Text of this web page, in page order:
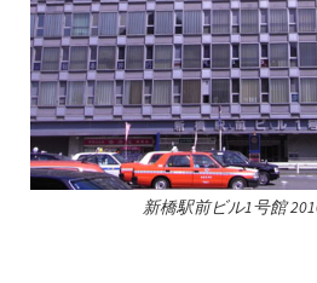
新橋駅前ビル1号館